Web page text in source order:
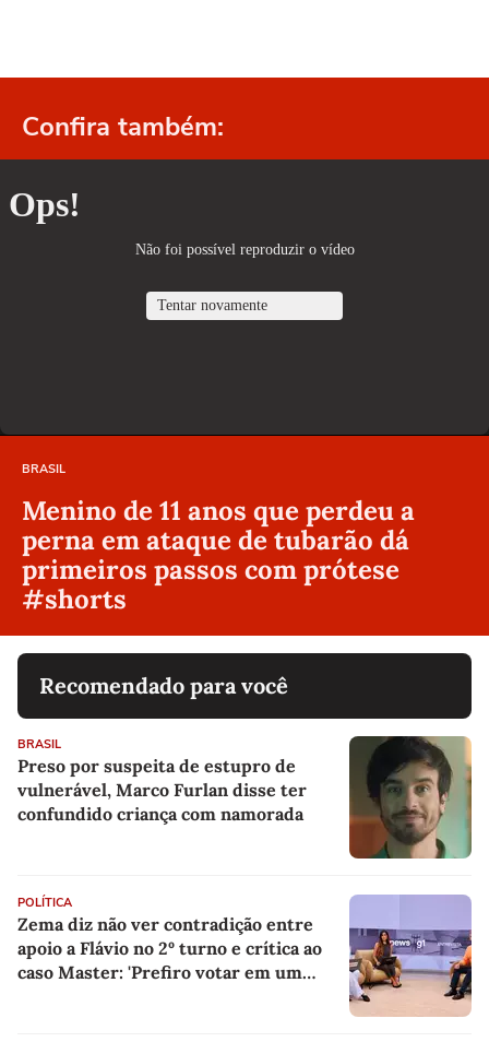
Confira também:
BRASIL
Menino de 11 anos que perdeu a
perna em ataque de tubarão dá
primeiros passos com prótese
#shorts
Recomendado para você
BRASIL
Preso por suspeita de estupro de
vulnerável, Marco Furlan disse ter
confundido criança com namorada
POLÍTICA
Zema diz não ver contradição entre
apoio a Flávio no 2º turno e crítica ao
caso Master: 'Prefiro votar em um